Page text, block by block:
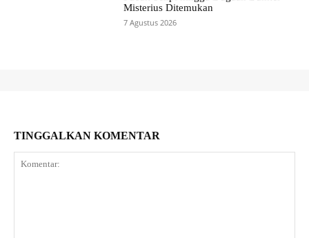
Misterius Ditemukan
7 Agustus 2026
TINGGALKAN KOMENTAR